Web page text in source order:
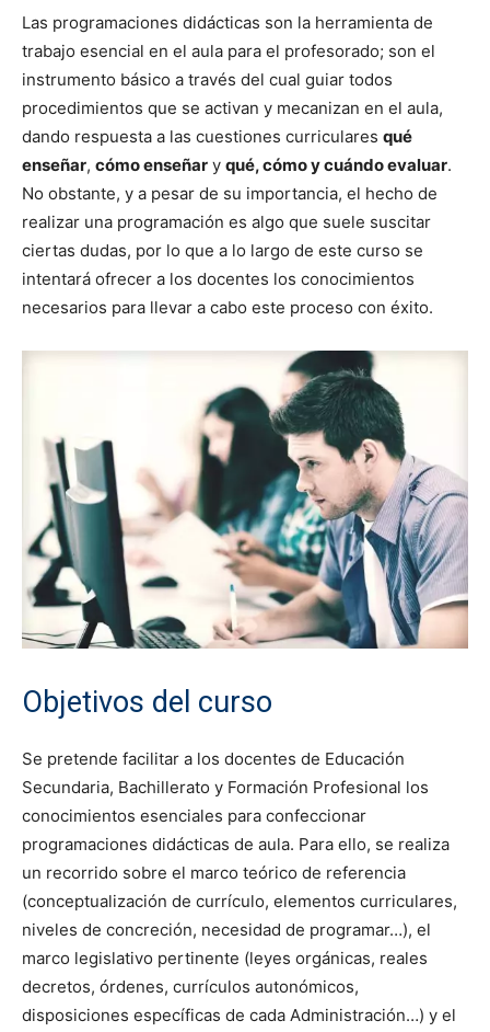
Las programaciones didácticas son la herramienta de
trabajo esencial en el aula para el profesorado; son el
instrumento básico a través del cual guiar todos
procedimientos que se activan y mecanizan en el aula,
dando respuesta a las cuestiones curriculares qué
enseñar, cómo enseñar y qué, cómo y cuándo evaluar.
No obstante, y a pesar de su importancia, el hecho de
realizar una programación es algo que suele suscitar
ciertas dudas, por lo que a lo largo de este curso se
intentará ofrecer a los docentes los conocimientos
necesarios para llevar a cabo este proceso con éxito.
Objetivos del curso
Se pretende facilitar a los docentes de Educación
Secundaria, Bachillerato y Formación Profesional los
conocimientos esenciales para confeccionar
programaciones didácticas de aula. Para ello, se realiza
un recorrido sobre el marco teórico de referencia
(conceptualización de currículo, elementos curriculares,
niveles de concreción, necesidad de programar…), el
marco legislativo pertinente (leyes orgánicas, reales
decretos, órdenes, currículos autonómicos,
disposiciones específicas de cada Administración…) y el